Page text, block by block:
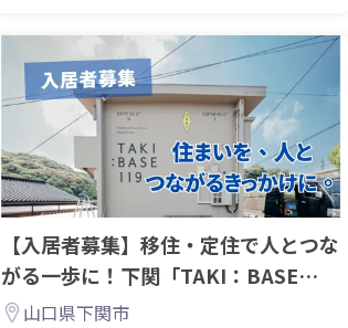
【入居者募集】移住・定住で人とつな
がる一歩に！下関「TAKI：BASE
119」
山口県下関市